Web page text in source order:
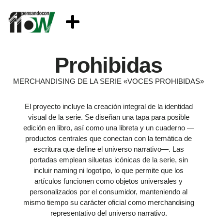
Prohibidas
MERCHANDISING DE LA SERIE «VOCES PROHIBIDAS»
El proyecto incluye la creación integral de la identidad
visual de la serie. Se diseñan una tapa para posible
edición en libro, así como una libreta y un cuaderno —
productos centrales que conectan con la temática de
escritura que define el universo narrativo—. Las
portadas emplean siluetas icónicas de la serie, sin
incluir naming ni logotipo, lo que permite que los
artículos funcionen como objetos universales y
personalizados por el consumidor, manteniendo al
mismo tiempo su carácter oficial como merchandising
representativo del universo narrativo.